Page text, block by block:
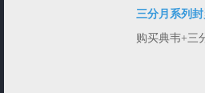
三分月系列
购买典韦+三